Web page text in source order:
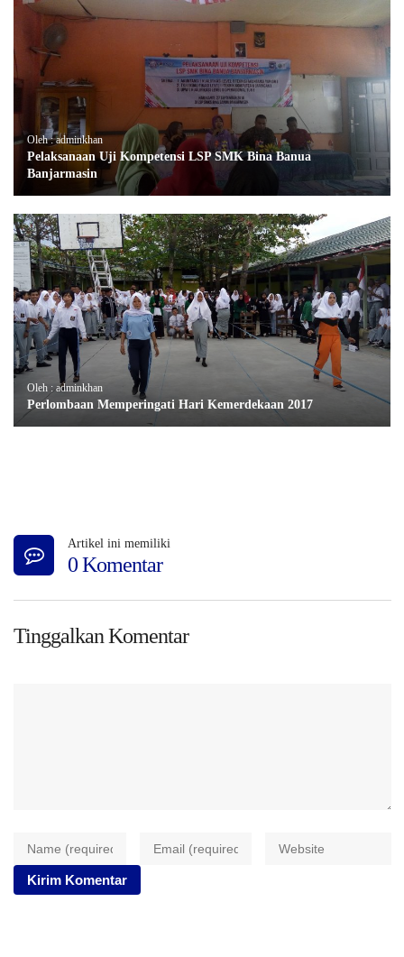
Oleh : adminkhan
Pelaksanaan Uji Kompetensi LSP SMK Bina Banua
Banjarmasin
Oleh : adminkhan
Perlombaan Memperingati Hari Kemerdekaan 2017
Artikel ini memiliki
0 Komentar
Tinggalkan Komentar